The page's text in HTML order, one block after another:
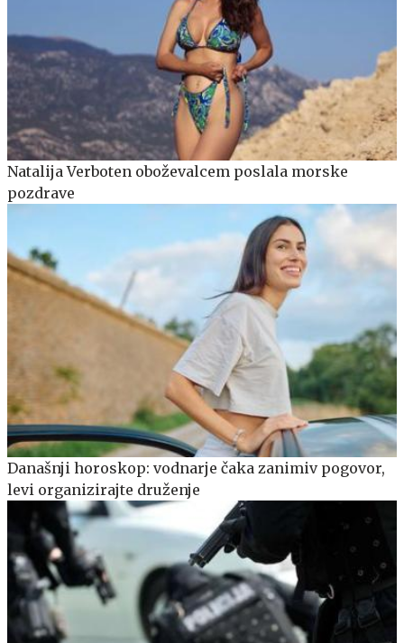
Natalija Verboten oboževalcem poslala morske
pozdrave
Današnji horoskop: vodnarje čaka zanimiv pogovor,
levi organizirajte druženje